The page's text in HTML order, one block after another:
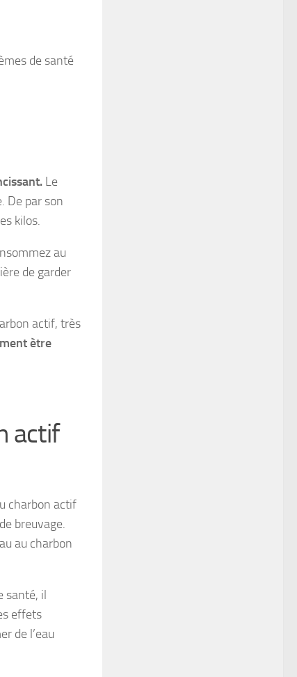
de santé
Le
De par son
kilos.
au
de garder
actif, très
ètre
actif
charbon actif
breuvage.
au charbon
santé, il
effets
de l’eau